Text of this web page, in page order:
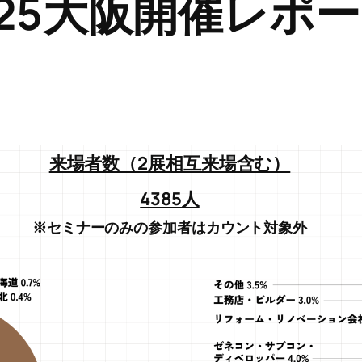
大阪開催レポ
来場者数（2展相互来場含む）
4385人
※セミナーのみの参加者はカウント対象外